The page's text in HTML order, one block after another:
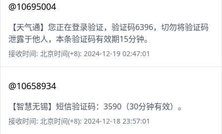
@10695004
【天气通】您正在登录验证，验证码6396，切勿将验证码
泄露于他人，本条验证码有效期15分钟。
接收时间: 北京时间(+8): 2024-12-19 02:47:01
@10658934
【智慧无锡】短信验证码：3590（30分钟有效）。
接收时间: 北京时间(+8): 2024-12-18 23:57:01